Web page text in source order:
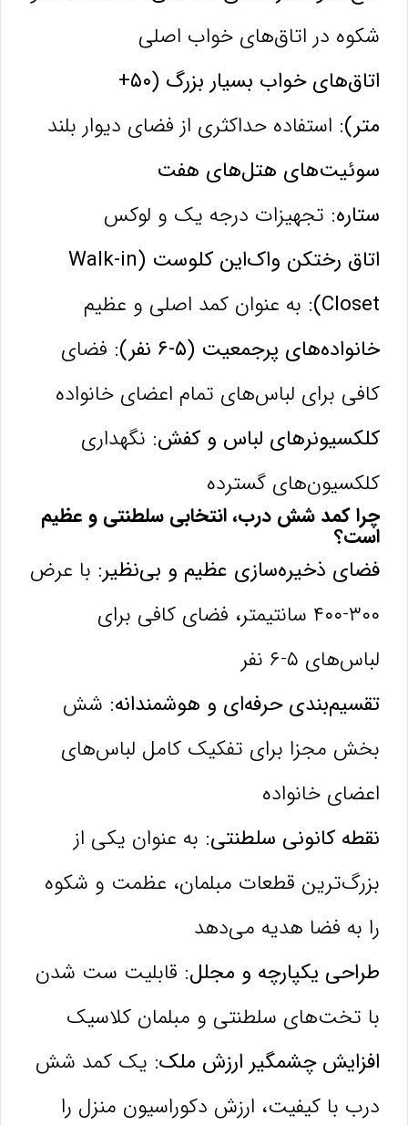
شکوه در اتاق‌های خواب اصلی
اتاق‌های خواب بسیار بزرگ (۵۰+
متر): استفاده حداکثری از فضای دیوار بلند
سوئیت‌های هتل‌های هفت
ستاره: تجهیزات درجه یک و لوکس
اتاق رختکن واک‌این کلوست (Walk-in
Closet):
به عنوان کمد اصلی و عظیم
خانواده‌های پرجمعیت (۵-۶ نفر):
فضای
کافی برای لباس‌های تمام اعضای خانواده
کلکسیونرهای لباس و کفش: نگهداری
کلکسیون‌های گسترده
چرا کمد شش درب، انتخابی سلطنتی و عظیم
است؟
فضای ذخیره‌سازی عظیم و بی‌نظیر: با عرض
۳۰۰-۴۰۰ سانتیمتر، فضای کافی برای
لباس‌های ۵-۶ نفر
تقسیم‌بندی حرفه‌ای و هوشمندانه: شش
بخش مجزا برای تفکیک کامل لباس‌های
اعضای خانواده
نقطه کانونی سلطنتی: به عنوان یکی از
بزرگ‌ترین قطعات مبلمان، عظمت و شکوه
را به فضا هدیه می‌دهد
طراحی یکپارچه و مجلل: قابلیت ست شدن
با تخت‌های سلطنتی و مبلمان کلاسیک
افزایش چشمگیر ارزش ملک: یک کمد شش
درب با کیفیت، ارزش دکوراسیون منزل را